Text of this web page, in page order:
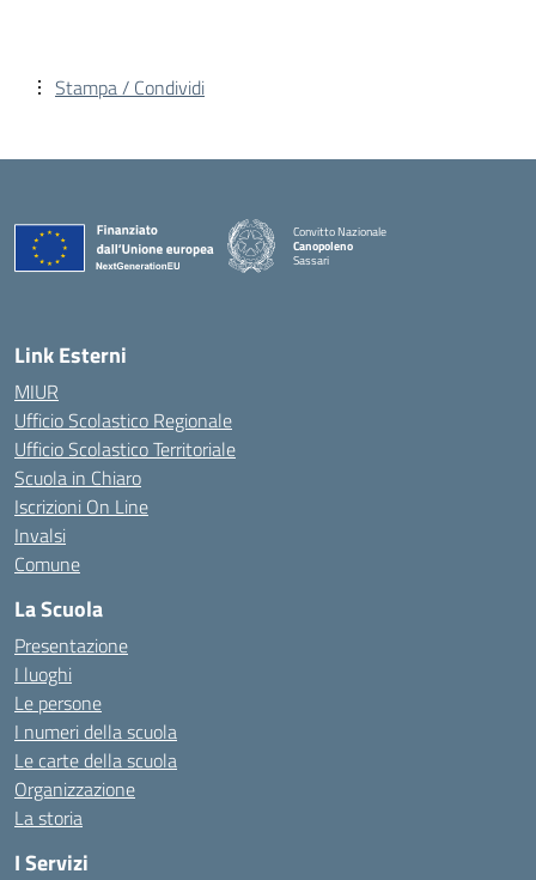
Stampa / Condividi
Convitto Nazionale
Canopoleno
Sassari
Link Esterni
MIUR
Ufficio Scolastico Regionale
Ufficio Scolastico Territoriale
Scuola in Chiaro
Iscrizioni On Line
Invalsi
Comune
La Scuola
Presentazione
I luoghi
Le persone
I numeri della scuola
Le carte della scuola
Organizzazione
La storia
I Servizi